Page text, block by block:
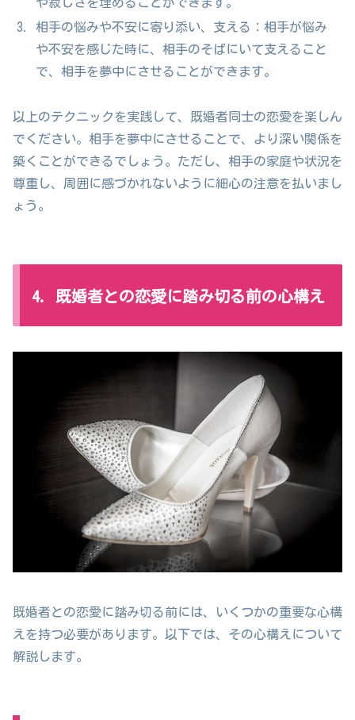
相手の悩みや不安に寄り添い、支える：相手が悩み
や不安を感じた時に、相手のそばにいて支えること
で、相手を夢中にさせることができます。
以上のテクニックを実践して、既婚者同士の恋愛を楽しん
でください。相手を夢中にさせることで、より深い関係を
築くことができるでしょう。ただし、相手の家庭や状況を
尊重し、周囲に感づかれないように細心の注意を払いまし
ょう。
4. 既婚者との恋愛に踏み切る前の心構え
既婚者との恋愛に踏み切る前には、いくつかの重要な心構
えを持つ必要があります。以下では、その心構えについて
解説します。